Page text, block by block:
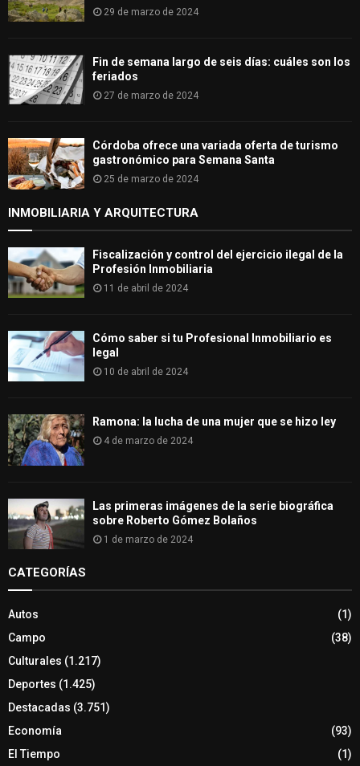
29 de marzo de 2024
Fin de semana largo de seis días: cuáles son los
feriados
27 de marzo de 2024
Córdoba ofrece una variada oferta de turismo
gastronómico para Semana Santa
25 de marzo de 2024
INMOBILIARIA Y ARQUITECTURA
Fiscalización y control del ejercicio ilegal de la
Profesión Inmobiliaria
11 de abril de 2024
Cómo saber si tu Profesional Inmobiliario es
legal
10 de abril de 2024
Ramona: la lucha de una mujer que se hizo ley
4 de marzo de 2024
Las primeras imágenes de la serie biográfica
sobre Roberto Gómez Bolaños
1 de marzo de 2024
CATEGORÍAS
Autos
(1)
Campo
(38)
Culturales (1.217)
Deportes (1.425)
Destacadas (3.751)
Economía
(93)
El Tiempo
(1)